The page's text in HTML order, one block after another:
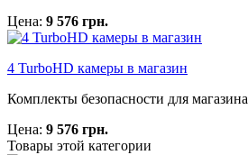
Цена: 9 576 грн.
4 TurboHD камеры в магазин
Комплекты безопасности для магазина
Цена: 9 576 грн.
Товары этой категории